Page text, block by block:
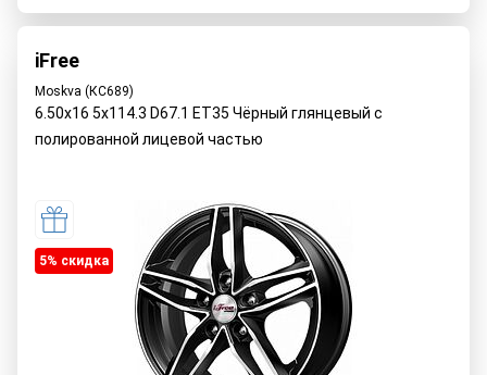
iFree
Moskva (КС689)
6.50x16 5x114.3 D67.1 ET35 Чёрный глянцевый с
полированной лицевой частью
5% cкидка